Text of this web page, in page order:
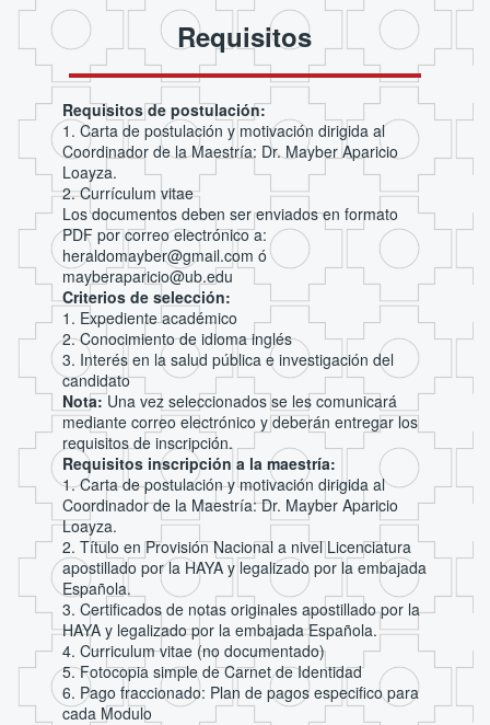
Requisitos
Requisitos de postulación:
1. Carta de postulación y motivación dirigida al
Coordinador de la Maestría: Dr. Mayber Aparicio
Loayza.
2. Currículum vitae
Los documentos deben ser enviados en formato
PDF por correo electrónico a:
heraldomayber@gmail.com ó
mayberaparicio@ub.edu
Criterios de selección:
1. Expediente académico
2. Conocimiento de idioma inglés
3. Interés en la salud pública e investigación del
candidato
Nota:Una vez seleccionados se les comunicará
mediante correo electrónico y deberán entregar los
requisitos de inscripción.
Requisitos inscripción a la maestría:
1. Carta de postulación y motivación dirigida al
Coordinador de la Maestría: Dr. Mayber Aparicio
Loayza.
2. Título en Provisión Nacional a nivel Licenciatura
apostillado por la HAYA y legalizado por la embajada
Española.
3. Certificados de notas originales apostillado por la
HAYA y legalizado por la embajada Española.
4. Curriculum vitae (no documentado)
5. Fotocopia simple de Carnet de Identidad
6. Pago fraccionado: Plan de pagos especifico para
cada Modulo